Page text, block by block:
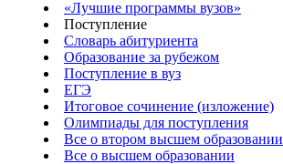
«Лучшие программы вузов»
Поступление
Словарь абитуриента
Образование за рубежом
Поступление в вуз
ЕГЭ
Итоговое сочинение (изложение)
Олимпиады для поступления
Все о втором высшем образовании
Все о высшем образовании